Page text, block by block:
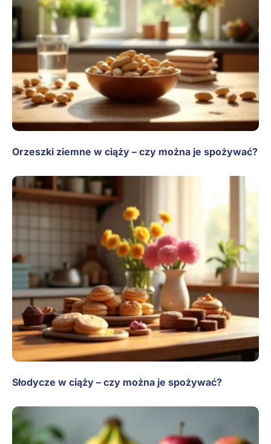
Orzeszki ziemne w ciąży – czy można je spożywać?
Słodycze w ciąży – czy można je spożywać?